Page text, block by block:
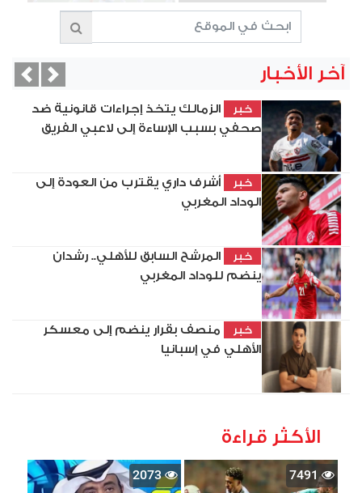
آخر الأخبار
خبر
الزمالك يتخذ إجراءات قانونية ضد
صحفي بسبب الإساءة إلى لاعبي الفريق
خبر
أشرف داري يقترب من العودة إلى
الوداد المغربي
خبر
المرشح السابق للأهلي.. رشدان
ينضم للوداد المغربي
خبر
منصف بقرار ينضم إلى معسكر
الأهلي في إسبانيا
Next
الأكثر قراءة
7491
2073